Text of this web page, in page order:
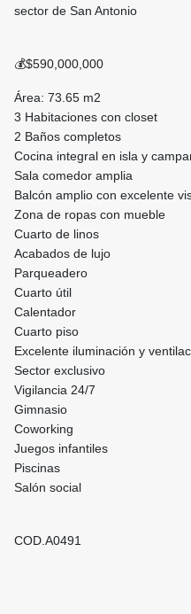
sector de San Antonio
💰$590,000,000
Área: 73.65 m2
3 Habitaciones con closet
2 Baños completos
Cocina integral en isla y
Sala comedor amplia
Balcón amplio con excelente
Zona de ropas con mueble
Cuarto de linos
Acabados de lujo
Parqueadero
Cuarto útil
Calentador
Cuarto piso
Excelente iluminación y
Sector exclusivo
Vigilancia 24/7
Gimnasio
Coworking
Juegos infantiles
Piscinas
Salón social
COD.A0491